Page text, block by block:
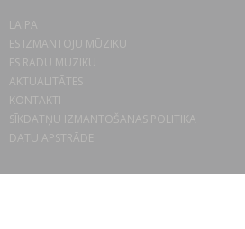
LAIPA
ES IZMANTOJU MŪZIKU
ES RADU MŪZIKU
AKTUALITĀTES
KONTAKTI
SĪKDATŅU IZMANTOŠANAS POLITIKA
DATU APSTRĀDE